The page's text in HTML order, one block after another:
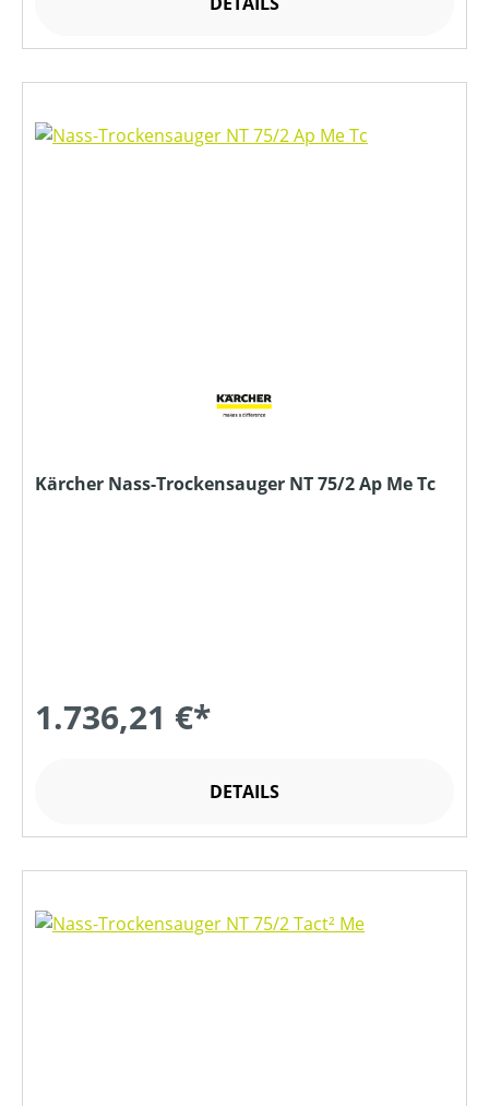
Kärcher Nass-Trockensauger NT 75/2 Ap Me Tc
1.736,21 €*
DETAILS